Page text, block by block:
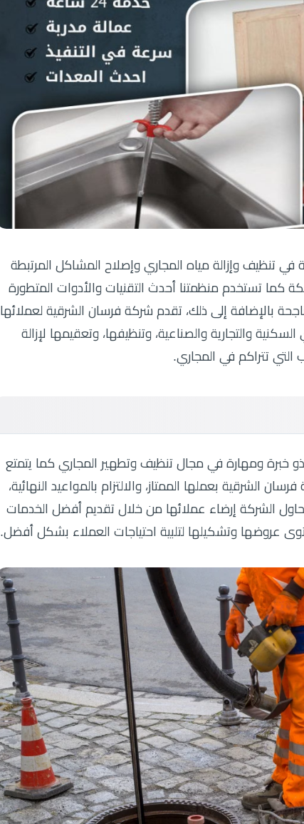
وإزالة مياه المجاري وإصلاح المشاكل المرتبطة
كما تستخدم منظمتنا أحدث التقنيات والأدوات المتطورة
بالإضافة إلى ذلك، تقدم شركة فرسان الشرقية لعملائها
والتجارية والصناعية، وتنظيفها، وتعقيمها لإزالة
التي تتراكم في المجاري.
خبرة ومهارة في مجال تنظيف وتطهير المجاري كما يتمتع
الشرقية بعملها الممتاز، والالتزام بالمواعيد النهائية،
الشركة إرضاء عملائها من خلال تقديم أفضل الخدمات
عروضها وتشكيلها لتلبية احتياجات العملاء بشكل أفضل.